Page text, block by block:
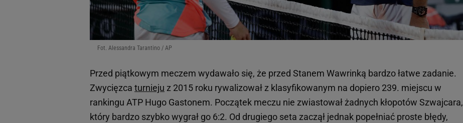
Fot. Alessandra Tarantino / AP
Przed piątkowym meczem wydawało się, że przed Stanem Wawrinką bardzo łatwe zadanie.
Zwycięzca turnieju z 2015 roku rywalizował z klasyfikowanym na dopiero 239. miejscu w
rankingu ATP Hugo Gastonem. Początek meczu nie zwiastował żadnych kłopotów Szwajcara,
który bardzo szybko wygrał go 6:2. Od drugiego seta zaczął jednak popełniać proste błędy,